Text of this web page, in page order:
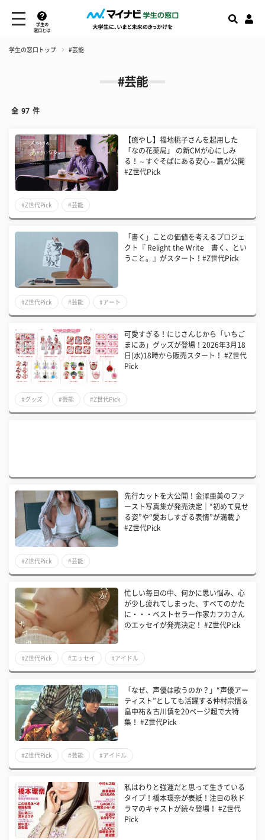
学生の
窓口とは
学生の窓口トップ #芸能
#芸能
全 97 件
【癒やし】福地桃子さんを起用した
「なの花薬局」 の新CMが心にしみ
る！～すぐそばにある安心～篇が公開
#Z世代Pick
#Z世代Pick #芸能
「書く」ことの価値を考えるプロジェ
クト『 Relight the Write 書く、とい
うこと。』がスタート！#Z世代Pick
#Z世代Pick #芸能 #アート
可愛すぎる！にじさんじから「いちご
まにあ」グッズが登場！2026年3月18
日(水)18時から販売スタート！ #Z世代
Pick
#グッズ #芸能 #Z世代Pick
先行カットを大公開！金澤亜美のファ
ースト写真集が発売決定｜“初めて見せ
る姿”や“愛おしすぎる表情”が満載♪
#Z世代Pick
#Z世代Pick #芸能
忙しい毎日の中、何かに思い悩み、心
が少し疲れてしまった、すべてのかた
に・・・ベストセラー作家カフカさん
のエッセイが発売決定！ #Z世代Pick
#Z世代Pick #エッセイ #アイドル
「なぜ、声優は歌うのか？」“声優アー
ティスト”としても活躍する仲村宗悟＆
畠中祐＆古川慎を20ページ超で大特
集！ #Z世代Pick
#Z世代Pick #芸能 #アイドル
私はわりと強運だと思って生きている
タイプ！橋本環奈が表紙！注目の秋ド
ラマのキャストが続々登場！ #Z世代
Pick